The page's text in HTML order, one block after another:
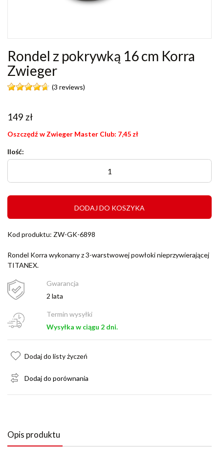
Rondel z pokrywką 16 cm Korra
Zwieger
(3 reviews)
149 zł
Oszczędź w Zwieger Master Club: 7,45 zł
Ilość:
DODAJ DO KOSZYKA
Kod produktu: ZW-GK-6898
Rondel Korra wykonany z 3-warstwowej powłoki nieprzywierającej
TITANEX.
Gwarancja
2 lata
Termin wysyłki
Wysyłka w ciągu 2 dni.
Dodaj do listy życzeń
Dodaj do porównania
Opis produktu